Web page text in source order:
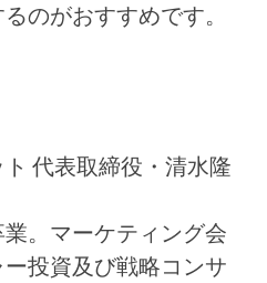
のがおすすめです。
代表取締役・清水隆
。マーケティング会
投資及び戦略コンサ